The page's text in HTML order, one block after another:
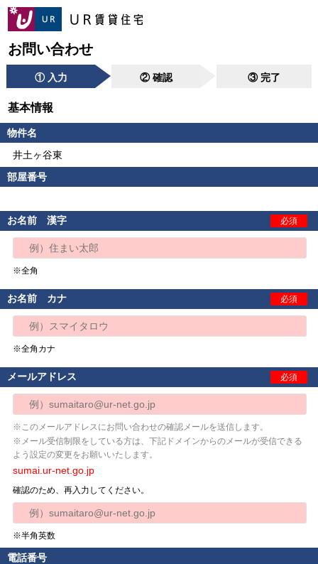
お問い合わせ
① 入力 ② 確認 ③ 完了
基本情報
物件名
井土ヶ谷東
部屋番号
お名前 漢字 必須
※全角
お名前 カナ 必須
※全角カナ
メールアドレス 必須
※このメールアドレスにお問い合わせの確認メールを送信します。
※メール受信制限をしている方は、下記ドメインからのメールが受信できる
よう設定の変更をお願いいたします。
sumai.ur-net.go.jp
確認のため、再入力してください。
※半角英数
電話番号